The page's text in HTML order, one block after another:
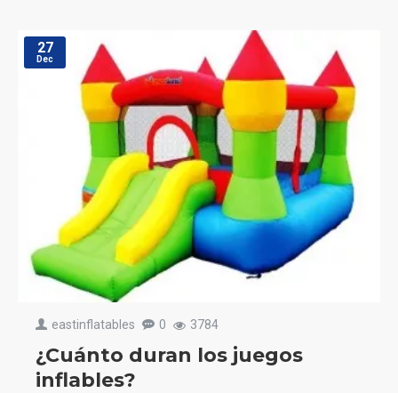
27
Dec
eastinflatables 0 3784
¿Cuánto duran los juegos
inflables?